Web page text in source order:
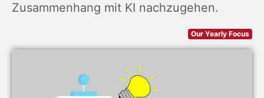
Zusammenhang mit KI nachzugehen.
Our Yearly Focus